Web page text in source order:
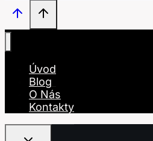
Úvod
Blog
O Nás
Kontakty